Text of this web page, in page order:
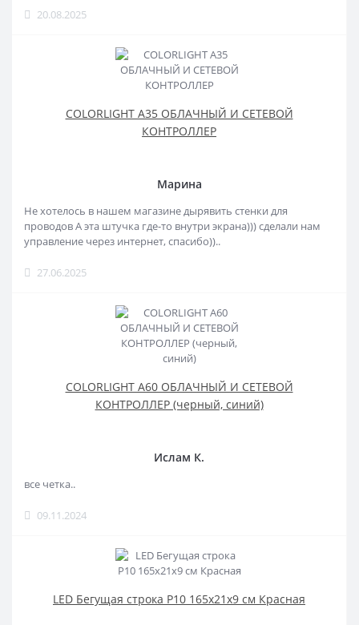
20.08.2025
COLORLIGHT A35 ОБЛАЧНЫЙ И СЕТЕВОЙ
КОНТРОЛЛЕР
Марина
Не хотелось в нашем магазине дырявить стенки для
проводов А эта штучка где-то внутри экрана))) сделали нам
управление через интернет, спасибо))..
27.06.2025
COLORLIGHT A60 ОБЛАЧНЫЙ И СЕТЕВОЙ
КОНТРОЛЛЕР (черный, синий)
Ислам К.
все четка..
09.11.2024
LED Бегущая строка Р10 165x21x9 см Красная